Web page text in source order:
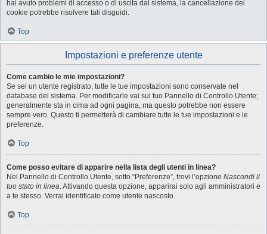
hai avuto problemi di accesso o di uscita dal sistema, la cancellazione dei
cookie potrebbe risolvere tali disguidi.
Top
Impostazioni e preferenze utente
Come cambio le mie impostazioni?
Se sei un utente registrato, tutte le tue impostazioni sono conservate nel
database del sistema. Per modificarle vai sul tuo Pannello di Controllo Utente;
generalmente sta in cima ad ogni pagina, ma questo potrebbe non essere
sempre vero. Questo ti permetterà di cambiare tutte le tue impostazioni e le
preferenze.
Top
Come posso evitare di apparire nella lista degli utenti in linea?
Nel Pannello di Controllo Utente, sotto “Preferenze”, trovi l’opzione Nascondi il
tuo stato in linea. Attivando questa opzione, apparirai solo agli amministratori e
a te stesso. Verrai identificato come utente nascosto.
Top